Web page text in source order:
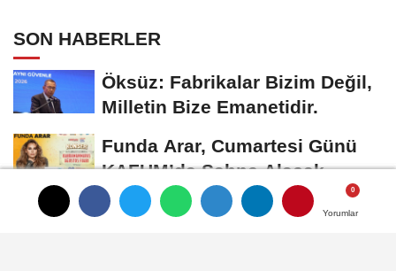
Yorumlar
Yorumlar
SON HABERLER
Öksüz: Fabrikalar Bizim Değil,
Milletin Bize Emanetidir.
Funda Arar, Cumartesi Günü
KAFUM’da Sahne Alacak
Kahramanmaraş'ta
Yorumlar